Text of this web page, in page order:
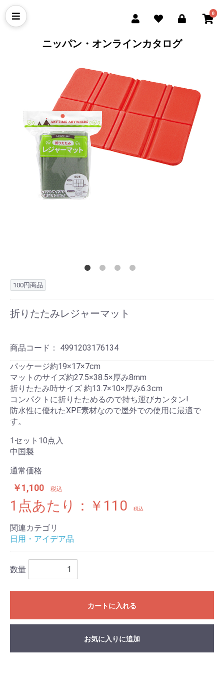
0
ニッパン・オンラインカタログ
100円商品
折りたたみレジャーマット
商品コード： 4991203176134
パッケージ約19×17×7cm
マットのサイズ約27.5×38.5×厚み8mm
折りたたみ時サイズ 約13.7×10×厚み6.3cm
コンパクトに折りたためるので持ち運びカンタン!
防水性に優れたXPE素材なので屋外での使用に最適で
す。
1セット10点入
中国製
通常価格
￥1,100 税込
1点あたり：￥110 税込
関連カテゴリ
日用・アイデア品
数量
カートに入れる
お気に入りに追加